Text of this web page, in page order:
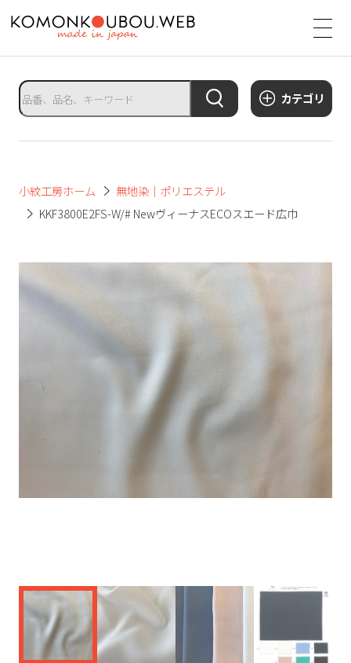
カテゴリ
小紋工房ホーム
無地染｜ポリエステル
KKF3800E2FS-W/# NewヴィーナスECOスエード広巾
サ
イ
ト
タ
イ
ト
ニ
開